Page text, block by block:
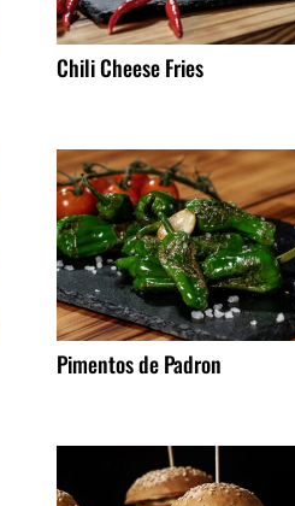
Chili Cheese Fries
Pimentos de Padron